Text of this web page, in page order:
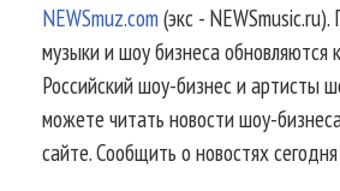
NEWSmuz.com(экс -
музыки и шоу бизнеса обновляются
Российский шоу-бизнес и артисты
можете читать новости шоу-
сайте. Сообщить о новостях